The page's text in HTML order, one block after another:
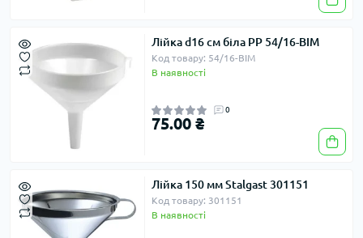
Лійка d16 см біла PP 54/16-BIM
Код товару: 54/16-BIM
В наявності
0
75.00 ₴
Лійка 150 мм Stalgast 301151
Код товару: 301151
В наявності